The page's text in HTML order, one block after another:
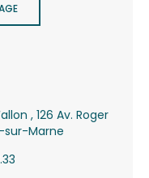
, 126 Av. Roger
sur-Marne